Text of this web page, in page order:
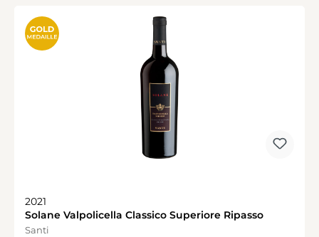
2021
Solane Valpolicella Classico Superiore Ripasso
Santi